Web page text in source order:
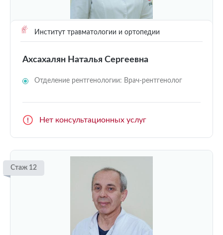
Институт травматологии и ортопедии
Ахсахалян Наталья Сергеевна
Отделение рентгенологии: Врач-рентгенолог
Нет консультационных услуг
Стаж 12